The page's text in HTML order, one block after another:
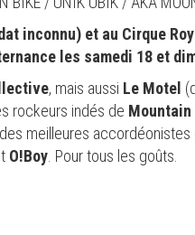
inconnu) et au Cirque
les samedi 18 et
, mais aussi Le Motel
rockeurs indés de Mountain
meilleures accordéonistes
O!Boy . Pour tous les goûts.